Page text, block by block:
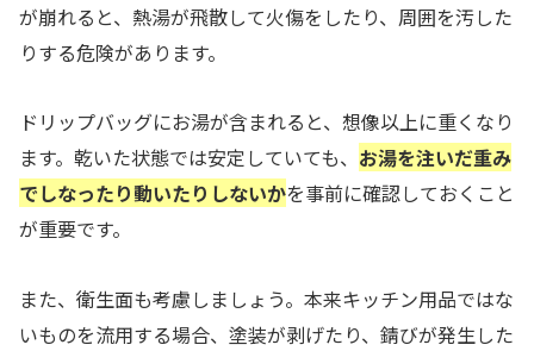
が崩れると、熱湯が飛散して火傷をしたり、周囲を汚した
りする危険があります。
ドリップバッグにお湯が含まれると、想像以上に重くなり
ます。乾いた状態では安定していても、 お湯を注いだ重み
でしなったり動いたりしないかを事前に確認しておくこと
が重要です。
また、衛生面も考慮しましょう。本来キッチン用品ではな
いものを流用する場合、塗装が剥げたり、錆びが発生した